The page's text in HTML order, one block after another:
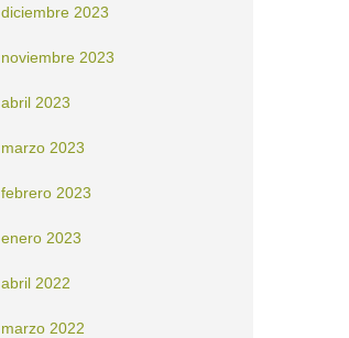
diciembre 2023
noviembre 2023
abril 2023
marzo 2023
febrero 2023
enero 2023
abril 2022
marzo 2022